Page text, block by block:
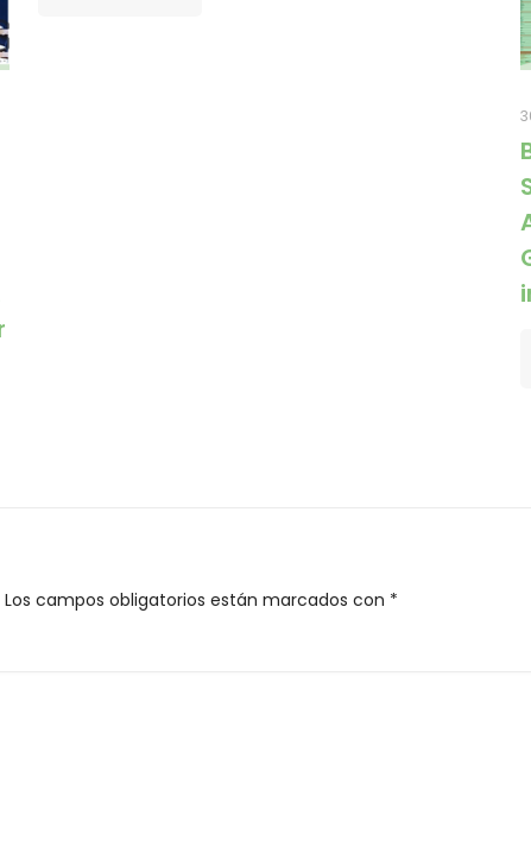
Los campos obligatorios están marcados con *